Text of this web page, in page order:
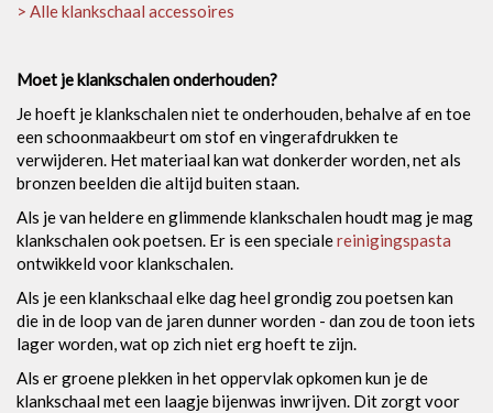
> Alle klankschaal accessoires
Moet je klankschalen onderhouden?
Je hoeft je klankschalen niet te onderhouden, behalve af en toe
een schoonmaakbeurt om stof en vingerafdrukken te
verwijderen. Het materiaal kan wat donkerder worden, net als
bronzen beelden die altijd buiten staan.
Als je van heldere en glimmende klankschalen houdt mag je mag
klankschalen ook poetsen. Er is een specialereinigingspasta
ontwikkeld voor klankschalen.
Als je een klankschaal elke dag heel grondig zou poetsen kan
die in de loop van de jaren dunner worden - dan zou de toon iets
lager worden, wat op zich niet erg hoeft te zijn.
Als er groene plekken in het oppervlak opkomen kun je de
klankschaal met een laagje bijenwas inwrijven. Dit zorgt voor